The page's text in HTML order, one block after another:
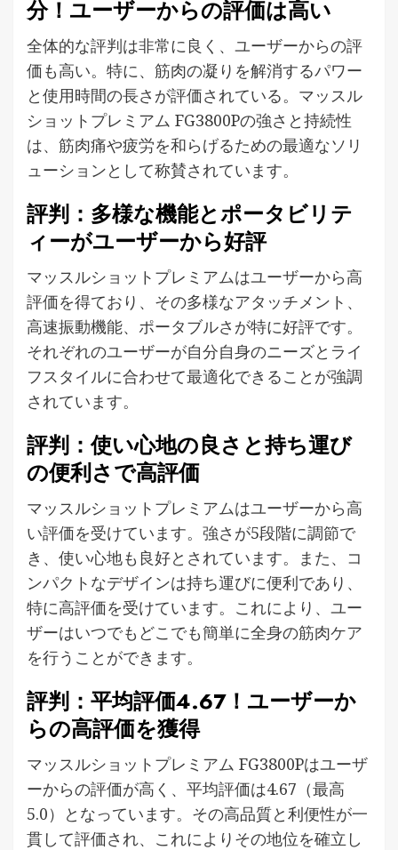
分！ユーザーからの評価は高い
全体的な評判は非常に良く、ユーザーからの評
価も高い。特に、筋肉の凝りを解消するパワー
と使用時間の長さが評価されている。マッスル
ショットプレミアム FG3800Pの強さと持続性
は、筋肉痛や疲労を和らげるための最適なソリ
ューションとして称賛されています。
評判：多様な機能とポータビリテ
ィーがユーザーから好評
マッスルショットプレミアムはユーザーから高
評価を得ており、その多様なアタッチメント、
高速振動機能、ポータブルさが特に好評です。
それぞれのユーザーが自分自身のニーズとライ
フスタイルに合わせて最適化できることが強調
されています。
評判：使い心地の良さと持ち運び
の便利さで高評価
マッスルショットプレミアムはユーザーから高
い評価を受けています。強さが5段階に調節で
き、使い心地も良好とされています。また、コ
ンパクトなデザインは持ち運びに便利であり、
特に高評価を受けています。これにより、ユー
ザーはいつでもどこでも簡単に全身の筋肉ケア
を行うことができます。
評判：平均評価4.67！ユーザーか
らの高評価を獲得
マッスルショットプレミアム FG3800Pはユーザ
ーからの評価が高く、平均評価は4.67（最高
5.0）となっています。その高品質と利便性が一
貫して評価され、これによりその地位を確立し